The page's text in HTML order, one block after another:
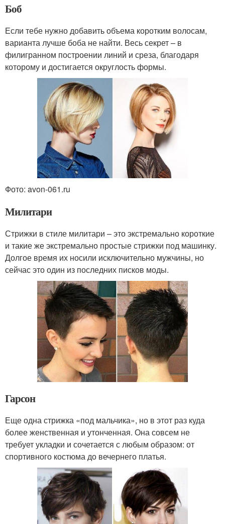
Боб
Если тебе нужно добавить объема коротким волосам,
варианта лучше боба не найти. Весь секрет – в
филигранном построении линий и среза, благодаря
которому и достигается округлость формы.
Фото: avon-061.ru
Милитари
Стрижки в стиле милитари – это экстремально короткие
и такие же экстремально простые стрижки под машинку.
Долгое время их носили исключительно мужчины, но
сейчас это один из последних писков моды.
Гарсон
Еще одна стрижка «под мальчика», но в этот раз куда
более женственная и утонченная. Она совсем не
требует укладки и сочетается с любым образом: от
спортивного костюма до вечернего платья.